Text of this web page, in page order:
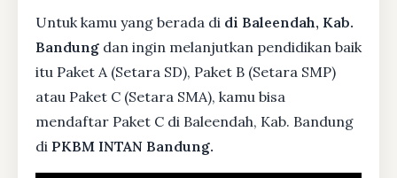
Untuk kamu yang berada di di Baleendah, Kab.
Bandung dan ingin melanjutkan pendidikan baik
itu Paket A (Setara SD), Paket B (Setara SMP)
atau Paket C (Setara SMA), kamu bisa
mendaftar Paket C di Baleendah, Kab. Bandung
di PKBM INTAN Bandung.